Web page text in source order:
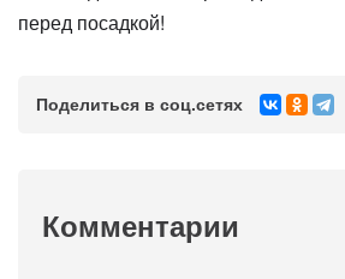
перед посадкой!
Поделиться в соц.сетях
Комментарии